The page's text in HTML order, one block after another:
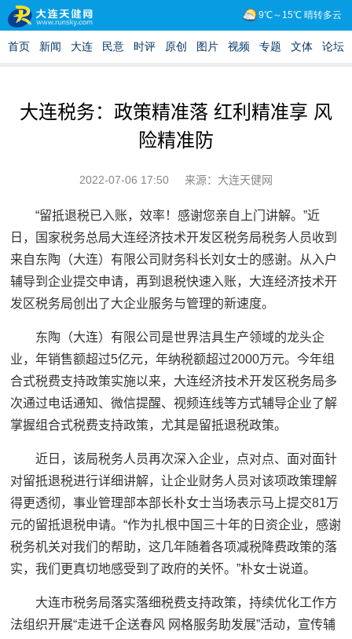
大连税务：政策精准落 红利精准享 风
险精准防
2022-07-06 17:50 来源：大连天健网
“留抵退税已入账，效率！感谢您亲自上门讲解。”近
日，国家税务总局大连经济技术开发区税务局税务人员收到
来自东陶（大连）有限公司财务科长刘女士的感谢。从入户
辅导到企业提交申请，再到退税快速入账，大连经济技术开
发区税务局创出了大企业服务与管理的新速度。
东陶（大连）有限公司是世界洁具生产领域的龙头企
业，年销售额超过5亿元，年纳税额超过2000万元。今年组
合式税费支持政策实施以来，大连经济技术开发区税务局多
次通过电话通知、微信提醒、视频连线等方式辅导企业了解
掌握组合式税费支持政策，尤其是留抵退税政策。
近日，该局税务人员再次深入企业，点对点、面对面针
对留抵退税进行详细讲解，让企业财务人员对该项政策理解
得更透彻，事业管理部本部长朴女士当场表示马上提交81万
元的留抵退税申请。“作为扎根中国三十年的日资企业，感谢
税务机关对我们的帮助，这几年随着各项减税降费政策的落
实，我们更真切地感受到了政府的关怀。”朴女士说道。
大连市税务局落实落细税费支持政策，持续优化工作方
法组织开展“走进千企送春风 网格服务助发展”活动，宣传辅